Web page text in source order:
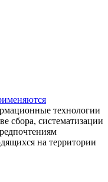
технологии
сбора, систематизации
на территории